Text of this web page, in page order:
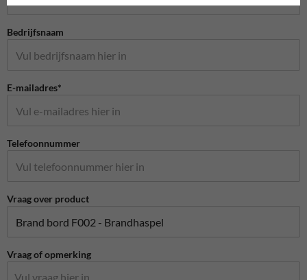
Bedrijfsnaam
E-mailadres*
Telefoonnummer
Vraag over product
Vraag of opmerking